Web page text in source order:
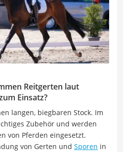
Reitgerten laut
Einsatz?
langen, biegbaren Stock. Im
Zubehör und werden
von Pferden eingesetzt.
von Gerten und Sporen in